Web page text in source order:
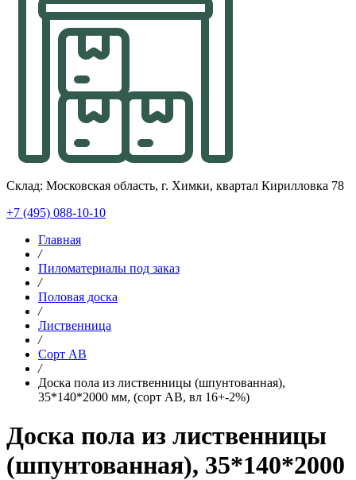
Склад: Московская область, г. Химки, квартал Кирилловка 78
+7 (495) 088-10-10
Главная
/
Пиломатериалы под заказ
/
Половая доска
/
Лиственница
/
Сорт AB
/
Доска пола из лиственницы (шпунтованная),
35*140*2000 мм, (сорт AB, вл 16+-2%)
Доска пола из лиственницы
(шпунтованная), 35*140*2000